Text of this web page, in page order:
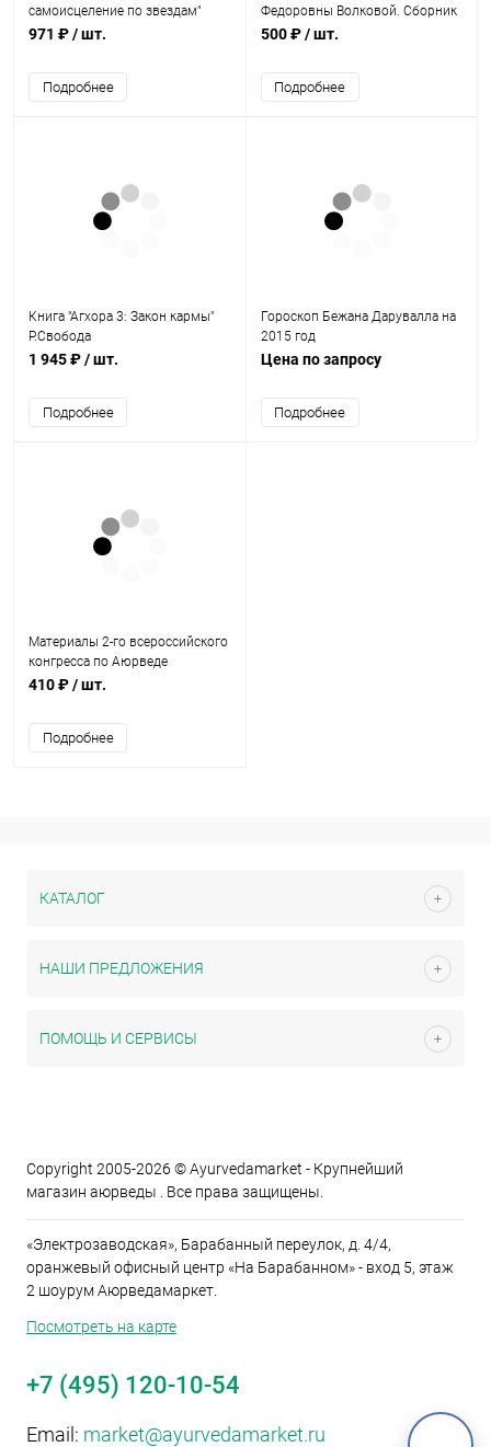
самоисцеление по звездам"
Д.Фроули
971 ₽/ шт.
Подробнее
Федоровны Волковой. Сборник
статей. 2006
500 ₽/ шт.
Подробнее
Книга "Агхора 3: Закон кармы"
Р.Свобода
1 945 ₽/ шт.
Подробнее
Гороскоп Бежана Дарувалла на
2015 год
Цена по запросу
Подробнее
Материалы 2-го всероссийского
конгресса по Аюрведе
410 ₽/ шт.
Подробнее
КАТАЛОГ
НАШИ ПРЕДЛОЖЕНИЯ
ПОМОЩЬ И СЕРВИСЫ
Copyright 2005-2026 © Ayurvedamarket - Крупнейший
магазин аюрведы . Все права защищены.
«Электрозаводская», Барабанный переулок, д. 4/4,
оранжевый офисный центр «На Барабанном» - вход 5, этаж
2 шоурум Аюрведамаркет.
Посмотреть на карте
+7 (495) 120-10-54
Email: market@ayurvedamarket.ru